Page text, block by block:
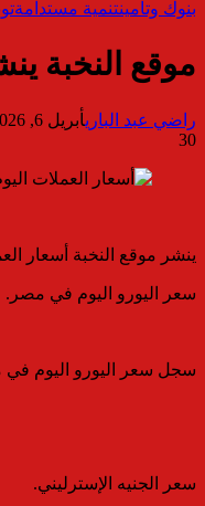
بنوك وتأمينتنمية مستدامة
موقع النخبة ينشر
راضي عبد الباريأبريل 6, 2026
30
ينشر موقع النخبة أسعار العملات بالبنوك المصرية الإثنين 6 أبريل 2026 ،حيث تباينت
سعر اليورو اليوم في مصر.
سجل سعر اليورو اليوم في مصر.سعر 62.61 جنيه
سعر الجنيه الإسترليني.